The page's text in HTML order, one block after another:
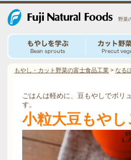
野菜
もやし・カット野菜の富士食品工業 > なる
ごはんは軽めに、豆もやしでボリ
す。
小粒大豆もや